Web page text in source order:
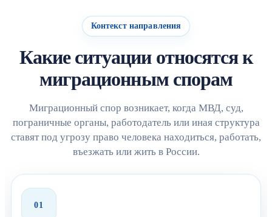
Контекст направления
Какие ситуации относятся к
миграционным спорам
Миграционный спор возникает, когда МВД, суд,
пограничные органы, работодатель или иная структура
ставят под угрозу право человека находиться, работать,
въезжать или жить в России.
01